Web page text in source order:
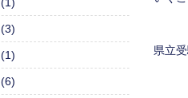
県立
(3)
(1)
(6)